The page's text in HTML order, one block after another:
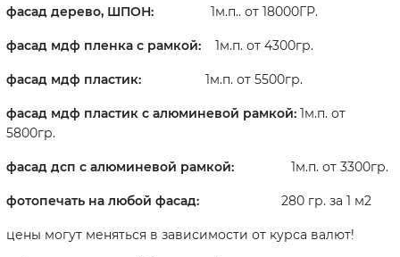
фасад дерево, ШПОН: 1м.п.. от 18000ГР.
фасад мдф пленка с рамкой: 1м.п. от 4300гр.
фасад мдф пластик: 1м.п. от 5500гр.
фасад мдф пластик с алюминевой рамкой: 1м.п. от
5800гр.
фасад дсп с алюминевой рамкой: 1м.п. от 3300гр.
фотопечать на любой фасад: 280 гр. за 1 м2
цены могут меняться в зависимости от курса валют!